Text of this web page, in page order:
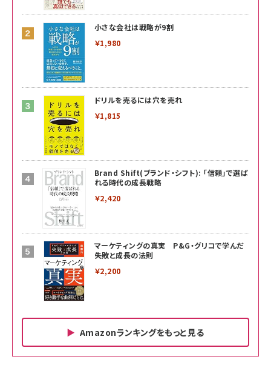
小さな会社は戦略が9割
￥1,980
ドリルを売るには穴を売れ
￥1,815
Brand Shift(ブランド・シフト): 「信頼」で選ば
れる時代の成長戦略
￥2,420
マーケティングの真実 P&G・グリコで学んだ
失敗と成長の法則
￥2,200
Amazonランキングをもっと見る